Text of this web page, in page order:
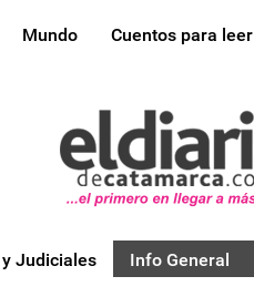
Mundo Cuentos para leer
Judiciales Info General